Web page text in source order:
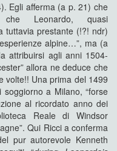
Egli afferma (a p. 21) che
Leonardo, quasi
tuttavia prestante (!?! ndr)
alpine…”, ma (a
attribuirsi agli anni 1504-
allora ne deduce che
volte!! Una prima del 1499
a Milano, “forse
al ricordato anno dei
Reale di Windsor
Qui Ricci a conferma
pur autorevole Kenneth